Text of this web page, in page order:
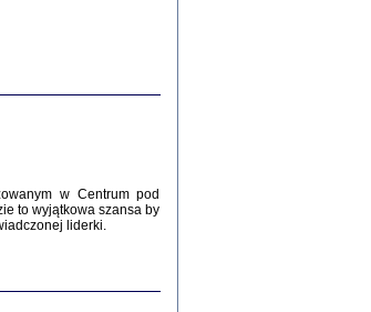
w getcie i okupowanej
2016
w Centrum pod
to wyjątkowa szansa by
liderki.